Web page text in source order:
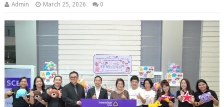
Admin March 25, 2026 0